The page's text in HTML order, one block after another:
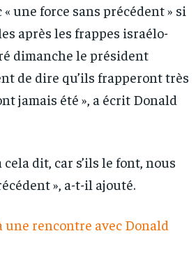
une force sans précédent » si
après les frappes israélo-
dimanche le président
de dire qu’ils frapperont très
jamais été », a écrit Donald
dit, car s’ils le font, nous
», a-t-il ajouté.
rencontre avec Donald